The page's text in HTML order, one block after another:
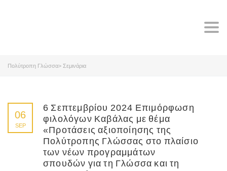
Πολύτροπη Γλώσσα> Σεμινάρια
06
SEP
6 Σεπτεμβρίου 2024 Επιμόρφωση
φιλολόγων Καβάλας με θέμα
«Προτάσεις αξιοποίησης της
Πολύτροπης Γλώσσας στο πλαίσιο
των νέων προγραμμάτων
σπουδών για τη Γλώσσα και τη